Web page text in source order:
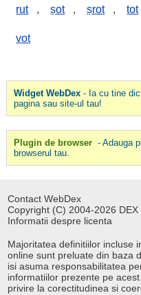
rut , șot , șrot , tot
vot
Widget WebDex- Ia cu tine
pagina sau site-ul tau!
Plugin de browser - Adauga
browserul tau.
Contact WebDex
Copyright (C) 2004-2026
Informatii despre licenta
Majoritatea definitiilor incluse
online sunt preluate din baza
isi asuma responsabilitatea
informatiilor prezente pe
privire la corectitudinea si